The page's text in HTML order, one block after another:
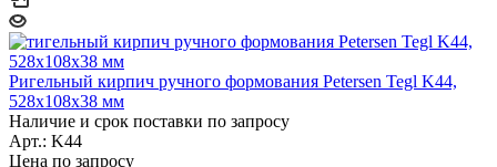
Ригельный кирпич ручного формования Petersen Tegl K44,
528x108x38 мм
Наличие и срок поставки по запросу
Арт.: K44
Цена по запросу